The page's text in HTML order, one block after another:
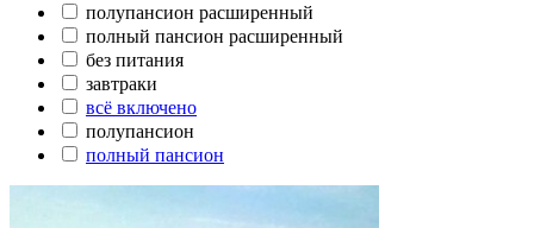
полупансион расширенный
полный пансион расширенный
без питания
завтраки
всё включено
полупансион
полный пансион